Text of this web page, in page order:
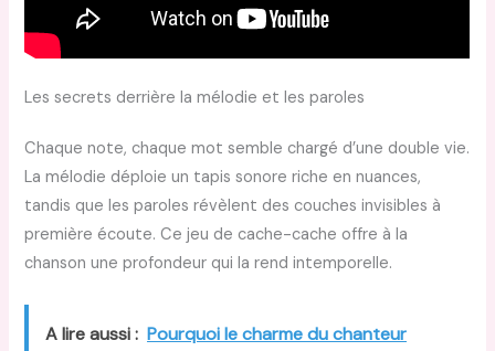
Les secrets derrière la mélodie et les paroles
Chaque note, chaque mot semble chargé d’une double vie.
La mélodie déploie un tapis sonore riche en nuances,
tandis que les paroles révèlent des couches invisibles à
première écoute. Ce jeu de cache-cache offre à la
chanson une profondeur qui la rend intemporelle.
A lire aussi : Pourquoi le charme du chanteur